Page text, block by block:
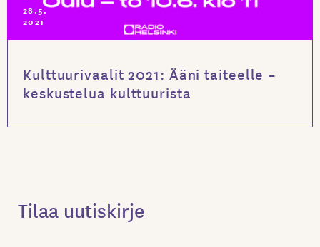
28.5.
2021
Kulttuurivaalit 2021: Ääni taiteelle –
keskustelua kulttuurista
Tilaa uutiskirje